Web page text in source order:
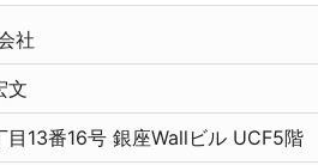
社
文
13番16号 銀座Wallビル UCF5階